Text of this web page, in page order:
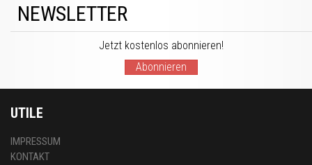
NEWSLETTER
Jetzt kostenlos abonnieren!
Abonnieren
UTILE
IMPRESSUM
KONTAKT